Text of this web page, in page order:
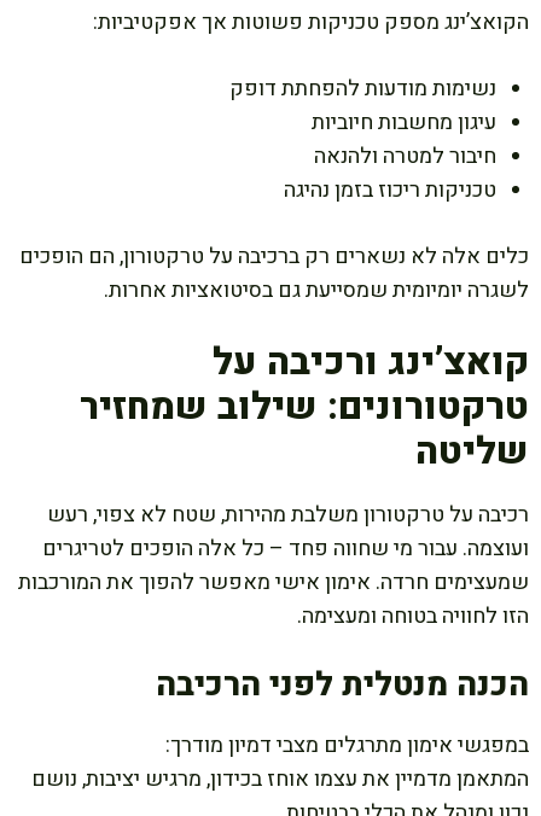
הקואצ’ינג מספק טכניקות פשוטות אך אפקטיביות:
נשימות מודעות להפחתת דופק
עיגון מחשבות חיוביות
חיבור למטרה ולהנאה
טכניקות ריכוז בזמן נהיגה
כלים אלה לא נשארים רק ברכיבה על טרקטורון, הם הופכים
לשגרה יומיומית שמסייעת גם בסיטואציות אחרות.
קואצ’ינג ורכיבה על
טרקטורונים: שילוב שמחזיר
שליטה
רכיבה על טרקטורון משלבת מהירות, שטח לא צפוי, רעש
ועוצמה. עבור מי שחווה פחד – כל אלה הופכים לטריגרים
שמעצימים חרדה. אימון אישי מאפשר להפוך את המורכבות
הזו לחוויה בטוחה ומעצימה.
הכנה מנטלית לפני הרכיבה
במפגשי אימון מתרגלים מצבי דמיון מודרך:
המתאמן מדמיין את עצמו אוחז בכידון, מרגיש יציבות, נושם